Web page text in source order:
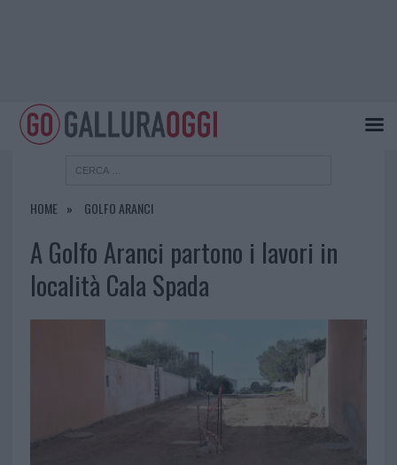
HOME GOLFO ARANCI
A Golfo Aranci partono i lavori in
località Cala Spada